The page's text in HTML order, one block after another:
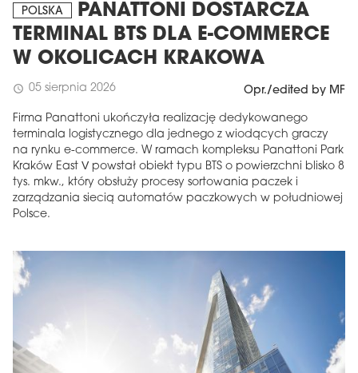
POLSKA
PANATTONI DOSTARCZA
TERMINAL BTS DLA E-COMMERCE
W OKOLICACH KRAKOWA
schedule 05 sierpnia 2026 Opr./edited by MF
Firma Panattoni ukończyła realizację dedykowanego
terminala logistycznego dla jednego z wiodących graczy
na rynku e-commerce. W ramach kompleksu Panattoni Park
Kraków East V powstał obiekt typu BTS o powierzchni blisko 8
tys. mkw., który obsłuży procesy sortowania paczek i
zarządzania siecią automatów paczkowych w południowej
Polsce.